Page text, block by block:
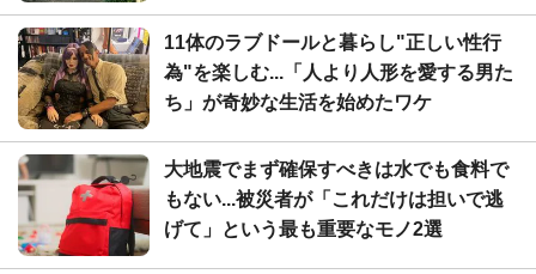
11体のラブドールと暮らし"正しい性行
為"を楽しむ...「人より人形を愛する男た
ち」が奇妙な生活を始めたワケ
大地震でまず確保すべきは水でも食料で
もない...被災者が「これだけは担いで逃
げて」という最も重要なモノ2選